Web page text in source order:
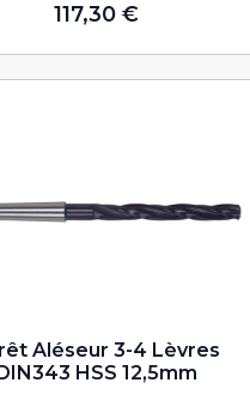
117,30 €
Aléseur 3-4 Lèvres
HSS 12,5mm